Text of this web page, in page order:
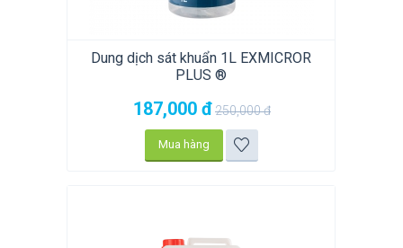
Dung dịch sát khuẩn 1L EXMICROR
PLUS ®
187,000 đ250,000đ
Mua hàng